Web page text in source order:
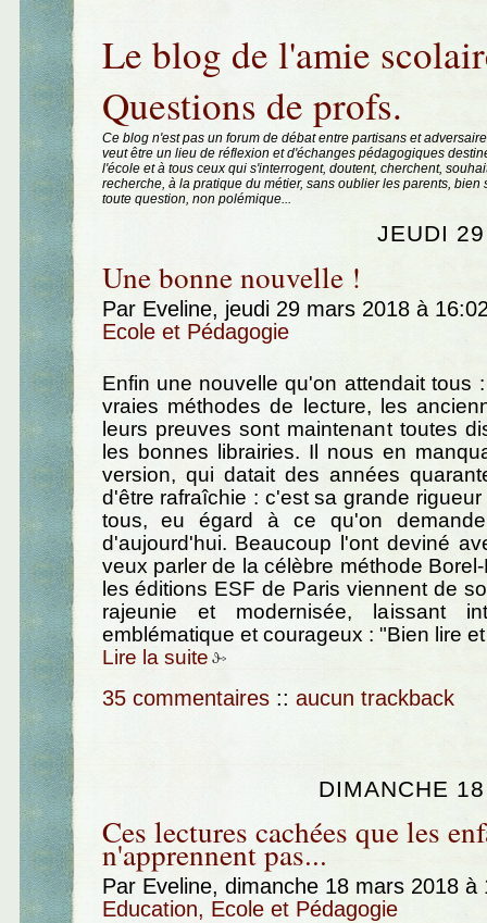
Le blog de l'amie
Questions de profs.
Ce blog n'est pas un forum de débat entre partisans et
veut être un lieu de réflexion et d'échanges pédagogiques
l'école et à tous ceux qui s'interrogent, doutent, cherchent,
recherche, à la pratique du métier, sans oublier les parents, bien
toute question, non polémique...
JEUDI
Une bonne nouvelle !
Par Eveline, jeudi 29 mars 2018 à
Ecole et Pédagogie
Enfin une nouvelle qu'on attendait tous
vraies méthodes de lecture, les
leurs preuves sont maintenant toutes
les bonnes librairies. Il nous en
version, qui datait des années
d'être rafraîchie : c'est sa grande
tous, eu égard à ce qu'on
d'aujourd'hui. Beaucoup l'ont deviné
veux parler de la célèbre méthode
les éditions ESF de Paris viennent de
rajeunie et modernisée, laissant
emblématique et courageux : "Bien lire
Lire la suite
35 commentaires :: aucun trackback
DIMANCHE
Ces lectures cachées que les
n'apprennent pas...
Par Eveline, dimanche 18 mars 2018
Education, Ecole et Pédagogie